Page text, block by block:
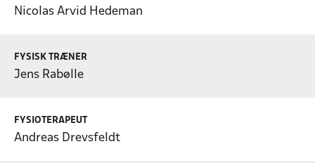
Nicolas Arvid Hedeman
FYSISK TRÆNER
Jens Rabølle
FYSIOTERAPEUT
Andreas Drevsfeldt